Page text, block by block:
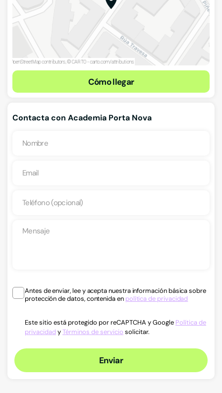
Cómo llegar
Contacta con Academia Porta Nova
Antes de enviar, lee y acepta nuestra información básica sobre
protección de datos, contenida en política de privacidad
Este sitio está protegido por reCAPTCHA y Google Política de
privacidad yTérminos de servicio solicitar.
Enviar